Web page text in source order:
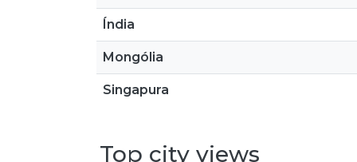
Índia
Mongólia
Singapura
Top city views